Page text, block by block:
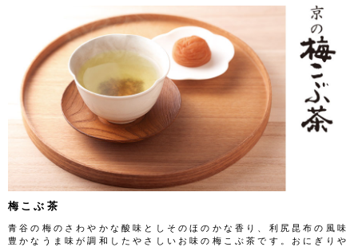
梅こぶ茶
青谷の梅のさわやかな酸味としそのほのかな香り、利尻昆布の風味
豊かなうま味が調和したやさしいお味の梅こぶ茶です。おにぎりや